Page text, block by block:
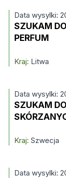
Data wysylki:
SZUKAM
PERFUM
Kraj: Litwa
Data wysylki:
SZUKAM
Kraj: Szwecja
Data wysylki: